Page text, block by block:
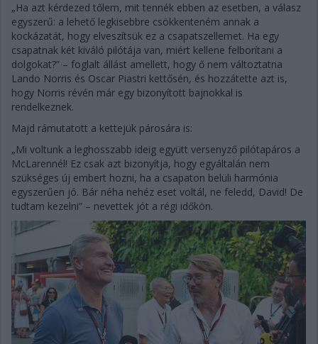
„Ha azt kérdezed tőlem, mit tennék ebben az esetben, a válasz
egyszerű: a lehető legkisebbre csökkenteném annak a
kockázatát, hogy elveszítsük ez a csapatszellemet. Ha egy
csapatnak két kiváló pilótája van, miért kellene felborítani a
dolgokat?” – foglalt állást amellett, hogy ő nem változtatna
Lando Norris és Oscar Piastri kettősén, és hozzátette azt is,
hogy Norris révén már egy bizonyított bajnokkal is
rendelkeznek.
Majd rámutatott a kettejük párosára is:
„Mi voltunk a leghosszabb ideig együtt versenyző pilótapáros a
McLarennél! Ez csak azt bizonyítja, hogy egyáltalán nem
szükséges új embert hozni, ha a csapaton belüli harmónia
egyszerűen jó. Bár néha nehéz eset voltál, ne feledd, David! De
tudtam kezelni” – nevettek jót a régi időkön.